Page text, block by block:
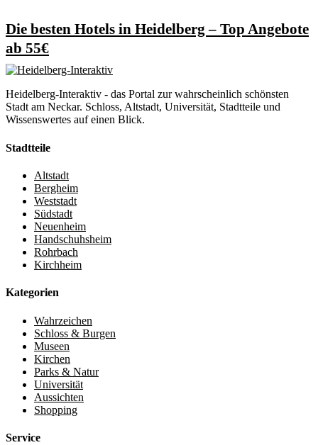
Die besten Hotels in Heidelberg – Top Angebote
ab 55€
Heidelberg-Interaktiv - das Portal zur wahrscheinlich schönsten
Stadt am Neckar. Schloss, Altstadt, Universität, Stadtteile und
Wissenswertes auf einen Blick.
Stadtteile
Altstadt
Bergheim
Weststadt
Südstadt
Neuenheim
Handschuhsheim
Rohrbach
Kirchheim
Kategorien
Wahrzeichen
Schloss & Burgen
Museen
Kirchen
Parks & Natur
Universität
Aussichten
Shopping
Service